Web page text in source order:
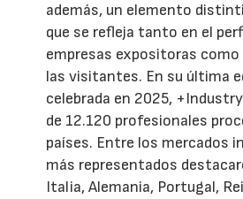
además, un elemento
que se refleja tanto en el
empresas expositoras como
las visitantes. En su última
celebrada en 2025,
de 12.120 profesionales
países. Entre los mercados
más representados
Italia, Alemania, Portugal,